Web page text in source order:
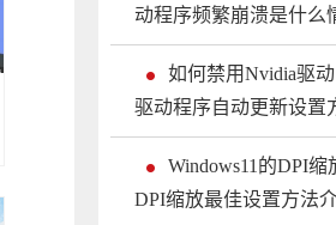
动程序频繁崩溃是什么
如何禁用Nvidia驱
驱动程序自动更新设置
Windows11的DPI
DPI缩放最佳设置方法